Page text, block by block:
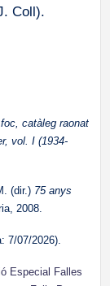
Coll).
foc, catàleg raonat
vol. I (1934-
(dir.) 75 anys
2008.
7/07/2026).
Especial Falles